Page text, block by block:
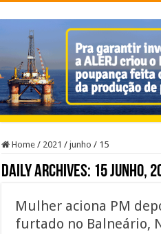
Home / 2021 / junho / 15
Daily Archives: 15 junho,
Mulher aciona PM
furtado no Balneário,